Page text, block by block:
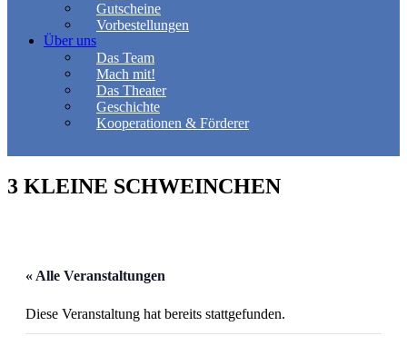
Gutscheine
Vorbestellungen
Über uns
Das Team
Mach mit!
Das Theater
Geschichte
Kooperationen & Förderer
3 KLEINE SCHWEINCHEN
« Alle Veranstaltungen
Diese Veranstaltung hat bereits stattgefunden.